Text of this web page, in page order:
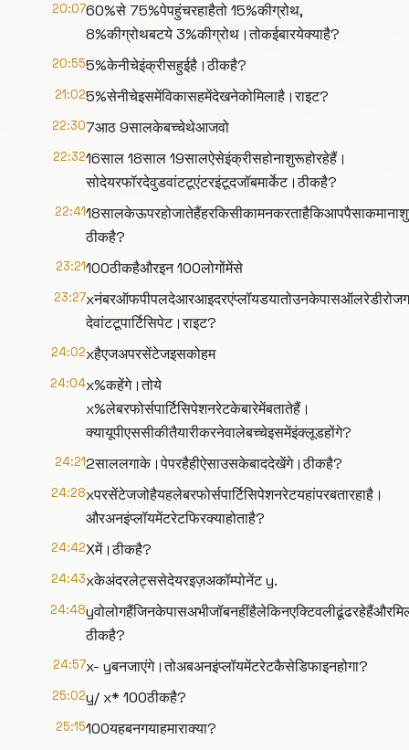
20:0760%से 75%पेपहुंचरहाहैतो 15%कीग्रोथ,
8%कीग्रोथबटये 3%कीग्रोथ।तोकईबारयेक्याहै?
20:555%केनीचेइंक्रीसहुईहै।ठीकहै?
21:025%सेनीचेइसमेंविकासहमेंदेखनेकोमिलाहै।राइट?
22:307आठ 9सालकेबच्चेथेआजवो
22:3216साल 18साल 19सालऐसेइंक्रीसहोनाशुरूहोरहेहैं।
सोदेयरफॉरदेवुडवांटटूएंटरइंटूदजॉबमार्केट।ठीकहै?
22:41
ठीकहै?
23:21100ठीकहैऔरइन 100लोगोंमेंसे
23:27
देवांटटूपार्टिसिपेट।राइट?
24:02xहैएजअपरसेंटेजइसकोहम
24:04x%कहेंगे।तोये
x%लेबरफोर्सपार्टिसिपेशनरेटकेबारेमेंबतातेहैं।
क्यायूपीएससीकीतैयारीकरनेवालेबच्चेइसमेंइंक्लूडहोंगे?
24:212साललगाके।पेपरहैहीऐसाउसकेबाददेखेंगे।ठीकहै?
24:28xपरसेंटेजजोहैयहलेबरफोर्सपार्टिसिपेशनरेटयहांपरबतारहाहै।
औरअनइंप्लॉयमेंटरेटफिरक्याहोताहै?
24:42Xमें।ठीकहै?
24:43xकेअंदरलेट्ससेदेयरइज़अकॉम्पोनेंट y.
24:48
ठीकहै?
24:57x- yबनजाएंगे।तोअबअनइंप्लॉयमेंटरेटकैसेडिफाइनहोगा?
25:02y/ x* 100ठीकहै?
25:15100यहबनगयाहमाराक्या?